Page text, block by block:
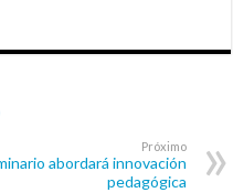
Próximo
abordará innovación
pedagógica